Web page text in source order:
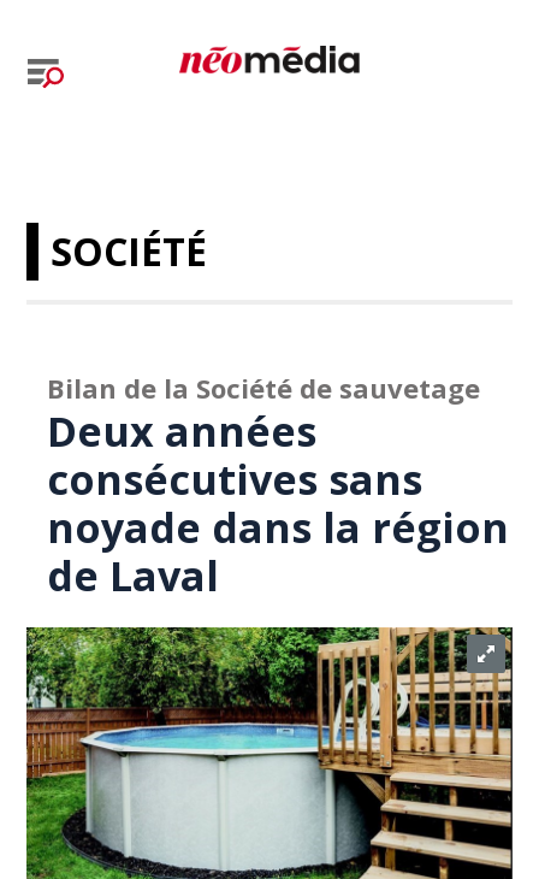
SOCIÉTÉ
Bilan de la Société de sauvetage
Deux années
consécutives sans
noyade dans la région
de Laval